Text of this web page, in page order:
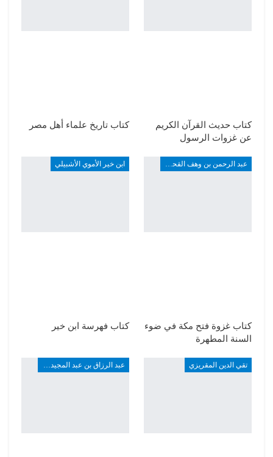
كتاب حديث القرآن الكريم
عن غزوات الرسول
كتاب تاريخ علماء أهل مصر
كتاب غزوة فتح مكة في ضوء
السنة المطهرة
ابن خير الأموي الأشبيلي
كتاب فهرسة ابن خير
تقي الدين المقريزي